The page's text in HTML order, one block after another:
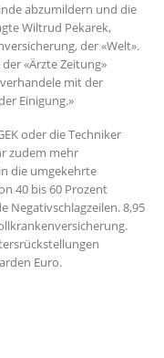
abzumildern und die
Wiltrud Pekarek,
der «Welt».
«Ärzte Zeitung»
mit der
Einigung.»
oder die Techniker
zudem mehr
die umgekehrte
40 bis 60 Prozent
Negativschlagzeilen. 8,95
Euro.